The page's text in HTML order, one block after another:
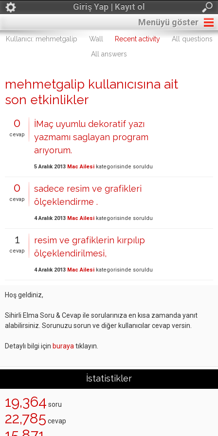
Giriş Yap | Kayıt ol
Menüyü göster
Kullanıcı: mehmetgalip Wall Recent activity
All questions
All answers
mehmetgalip kullanıcısına ait
son etkinlikler
0
cevap
İMaç uyumlu dekoratif yazı
yazmamı saglayan program
arıyorum.
5 Aralık 2013 Mac Ailesi kategorisinde soruldu
0
cevap
sadece resim ve grafikleri
ölçeklendirme .
4 Aralık 2013 Mac Ailesi kategorisinde soruldu
1
cevap
resim ve grafiklerin kırpılıp
ölçeklendirilmesi,
4 Aralık 2013 Mac Ailesi kategorisinde soruldu
Hoş geldiniz,
Sihirli Elma Soru & Cevap ile sorularınıza en kısa zamanda yanıt
alabilirsiniz. Sorunuzu sorun ve diğer kullanıcılar cevap versin.
Detaylı bilgi için buraya tıklayın.
İstatistikler
19,364 soru
22,785 cevap